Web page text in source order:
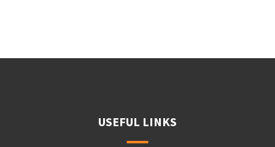
USEFUL LINKS